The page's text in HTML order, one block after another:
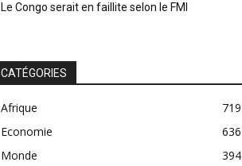
Le Congo serait en faillite selon le FMI
CATÉGORIES
Afrique
719
Economie
636
Monde
394